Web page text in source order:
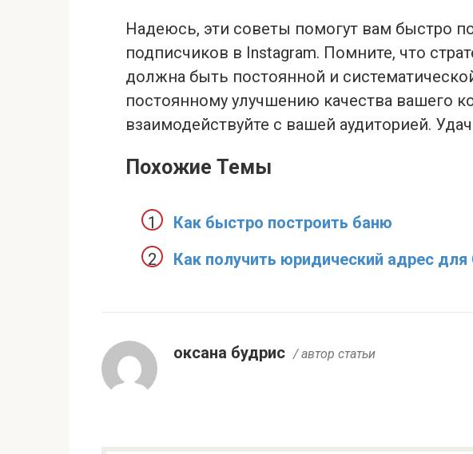
Надеюсь, эти советы помогут вам быстро
подписчиков в Instagram. Помните, что
должна быть постоянной и
постоянному улучшению качества вашего
взаимодействуйте с вашей аудиторией.
Похожие Темы
Как быстро построить баню
Как получить юридический адрес
оксана будрис / автор статьи